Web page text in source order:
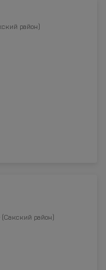
район)
район)